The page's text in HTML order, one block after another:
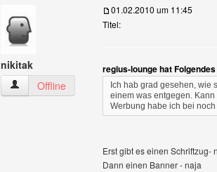
nikitak
nikitak Benutzer-Profile anzeigen
Offline
01.02.2010 um 11:45
Titel:
regius-lounge hat
Ich hab grad gesehen, wie
einem was entgegen.
Werbung habe ich bei
Erst gibt es einen Schriftzug-
Dann einen Banner - naja